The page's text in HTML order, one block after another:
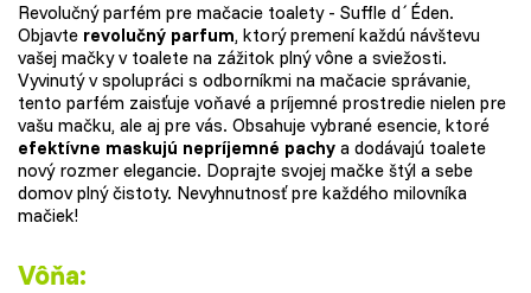
Revolučný parfém pre mačacie toalety - Suffle d´Éden.
Objavte revolučný parfum, ktorý premení každú návštevu
vašej mačky v toalete na zážitok plný vône a sviežosti.
Vyvinutý v spolupráci s odborníkmi na mačacie správanie,
tento parfém zaisťuje voňavé a príjemné prostredie nielen pre
vašu mačku, ale aj pre vás. Obsahuje vybrané esencie, ktoré
efektívne maskujú nepríjemné pachy a dodávajú toalete
nový rozmer elegancie. Doprajte svojej mačke štýl a sebe
domov plný čistoty. Nevyhnutnosť pre každého milovníka
mačiek!
Vôňa: